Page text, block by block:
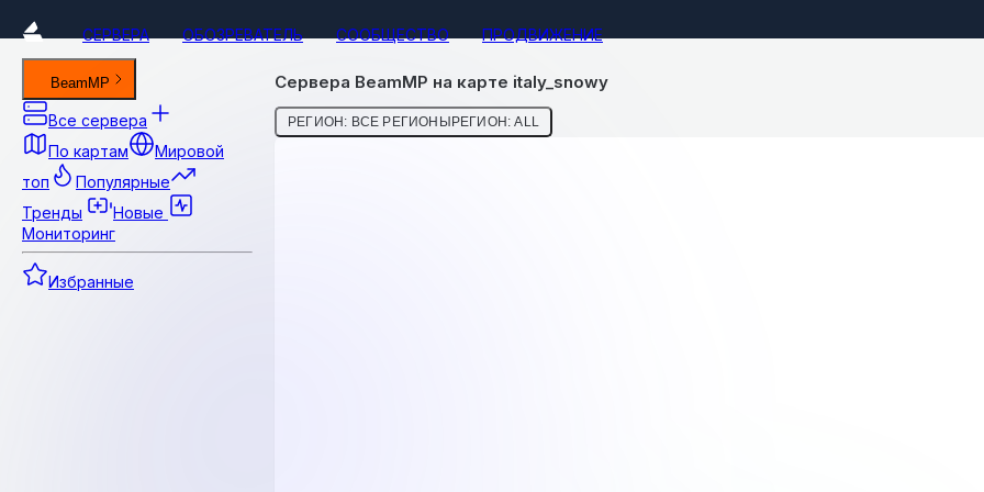
СЕРВЕРА ОБОЗРЕВАТЕЛЬ СООБЩЕСТВО ПРОДВИЖЕНИЕ
BeamMP
Все сервера
По картам
Мировой
топ
Популярные
Тренды
Новые
Мониторинг
Избранные
Сервера BeamMP на карте italy_snowy
РЕГИОН: ВСЕ РЕГИОНЫ РЕГИОН: ALL